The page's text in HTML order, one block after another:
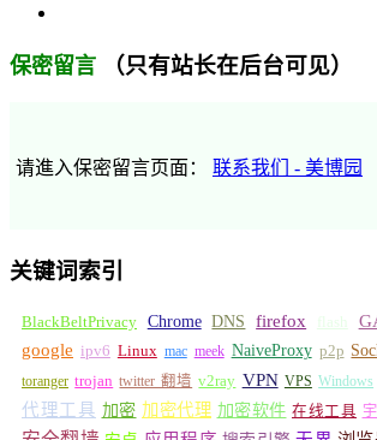
保密留言 （只有站长在后台可见）
请進入保密留言页面： 联系我们 - 美博园
关键词索引
BlackBeltPrivacy Chrome DNS firefox flash
google ipv6 Linux mac meek NaiveProxy p2p
toranger trojan twitter 翻墙 v2ray VPN VPS Windows
代理工具 加密 加密代理 加密软件 在线工具